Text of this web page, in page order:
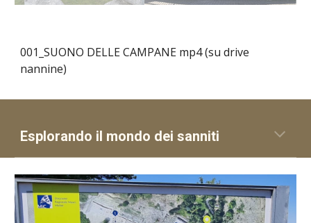
001_SUONO DELLE CAMPANE mp4 (su drive
nannine)
Esplorando il mondo dei sanniti